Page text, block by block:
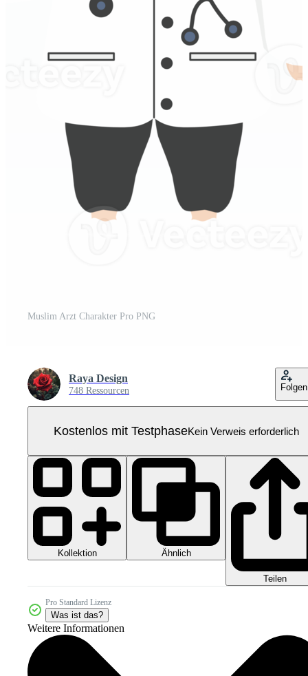
Muslim Arzt Charakter Pro PNG
Raya Design
748 Ressourcen Folgen
Kostenlos mit TestphaseKein Verweis erforderlich
Kollektion Ähnlich
Teilen
Pro Standard Lizenz
Was ist das?
Weitere Informationen